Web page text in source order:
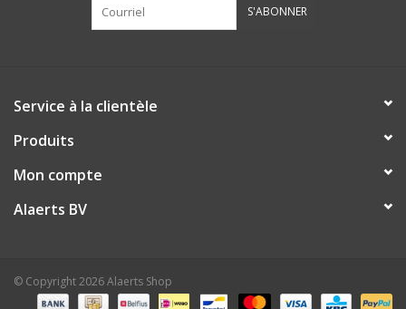
S'ABONNER
Service à la clientèle
Produits
Mon compte
Alaerts BV
© Copyright 2026 Alaerts Shop